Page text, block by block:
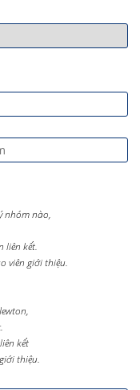
nhóm nào,
liên kết.
viên giới thiệu.
kết
thiệu.